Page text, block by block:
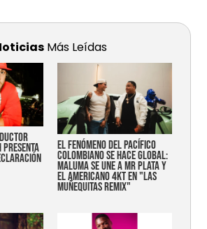
Más Leídas
EL FENÓMENO DEL PACÍFICO
COLOMBIANO SE HACE GLOBAL:
MALUMA SE UNE A MR PLATA Y
EL AMERICANO 4KT EN "LAS
MUÑEQUITAS REMIX"